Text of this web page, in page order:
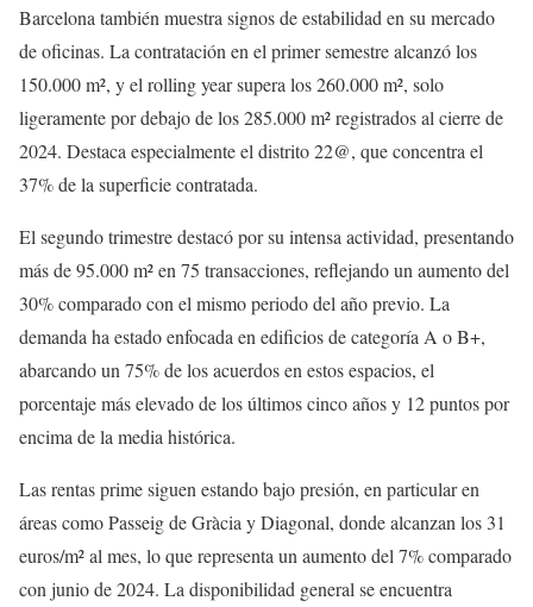
Barcelona también muestra signos de estabilidad en su mercado
de oficinas. La contratación en el primer semestre alcanzó los
150.000 m², y el rolling year supera los 260.000 m², solo
ligeramente por debajo de los 285.000 m² registrados al cierre de
2024. Destaca especialmente el distrito 22@, que concentra el
37% de la superficie contratada.
El segundo trimestre destacó por su intensa actividad, presentando
más de 95.000 m² en 75 transacciones, reflejando un aumento del
30% comparado con el mismo periodo del año previo. La
demanda ha estado enfocada en edificios de categoría A o B+,
abarcando un 75% de los acuerdos en estos espacios, el
porcentaje más elevado de los últimos cinco años y 12 puntos por
encima de la media histórica.
Las rentas prime siguen estando bajo presión, en particular en
áreas como Passeig de Gràcia y Diagonal, donde alcanzan los 31
euros/m² al mes, lo que representa un aumento del 7% comparado
con junio de 2024. La disponibilidad general se encuentra